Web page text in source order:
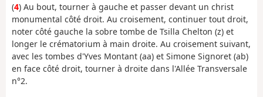
(4) Au bout, tourner à gauche et passer devant un christ
monumental côté droit. Au croisement, continuer tout droit,
noter côté gauche la sobre tombe de Tsilla Chelton (z) et
longer le crématorium à main droite. Au croisement suivant,
avec les tombes d'Yves Montant (aa) et Simone Signoret (ab)
en face côté droit, tourner à droite dans l'Allée Transversale
n°2.